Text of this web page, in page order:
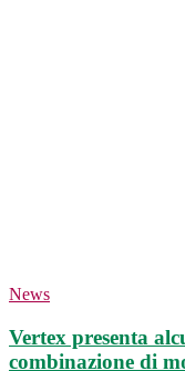
News
Vertex presenta
combinazione di